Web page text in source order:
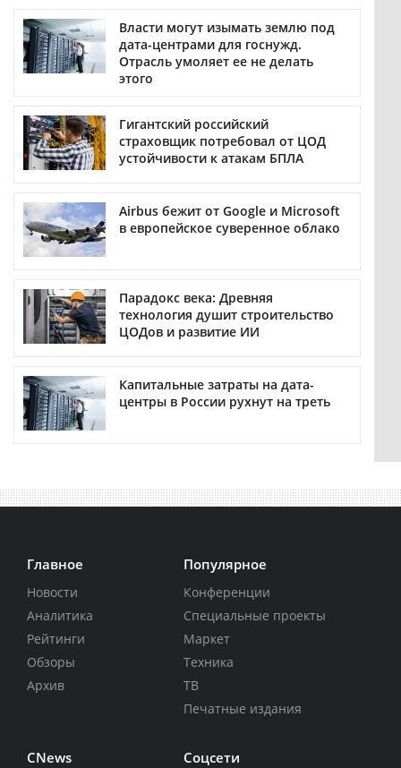
Власти могут изымать землю под
дата-центрами для госнужд.
Отрасль умоляет ее не делать
этого
Гигантский российский
страховщик потребовал от ЦОД
устойчивости к атакам БПЛА
Airbus бежит от Google и Microsoft
в европейское суверенное облако
Парадокс века: Древняя
технология душит строительство
ЦОДов и развитие ИИ
Капитальные затраты на дата-
центры в России рухнут на треть
Главное
Новости
Аналитика
Рейтинги
Обзоры
Архив
Популярное
Конференции
Специальные проекты
Маркет
Техника
ТВ
Печатные издания
CNews Соцсети